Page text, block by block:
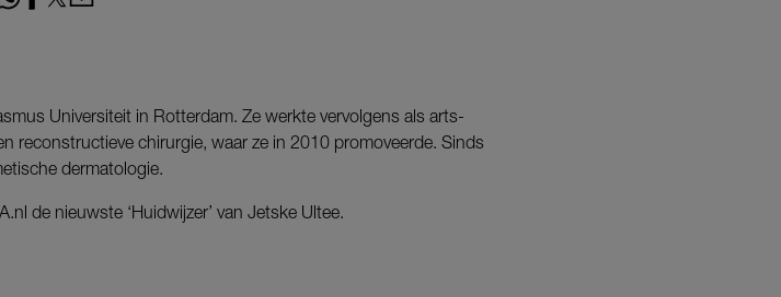
Universiteit in Rotterdam. Ze werkte vervolgens als arts-
reconstructieve chirurgie, waar ze in 2010 promoveerde. Sinds
dermatologie.
de nieuwste ‘Huidwijzer’ van Jetske Ultee.